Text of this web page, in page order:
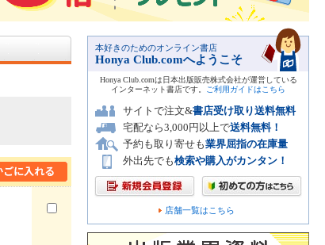
本好きのためのオンライン書店
Honya Club.comへようこそ
Honya Club.comは日本出版販売株式会社が運営している
インターネット書店です。
ご利用ガイドはこちら
サイトで注文&書店受け取り送料無料
宅配なら3,000円以上で送料無料！
予約も取り寄せも業界屈指の在庫量
外出先でも検索や購入がカンタン！
店舗一覧はこちら